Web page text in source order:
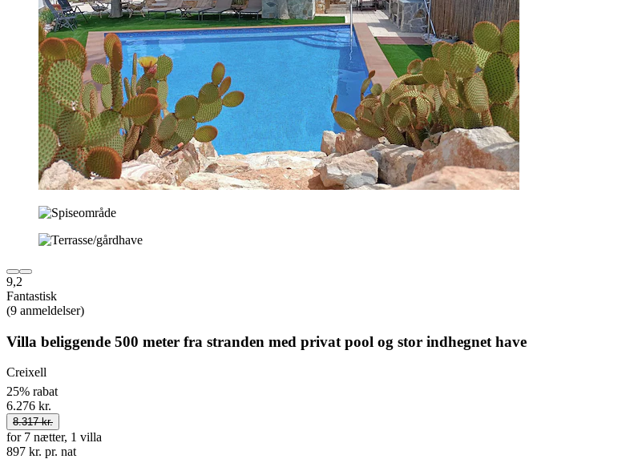
9,2
Fantastisk
(9 anmeldelser)
Villa beliggende 500 meter fra stranden med privat pool og stor indhegnet have
Creixell
25% rabat
6.276 kr.
8.317 kr.
for 7 nætter, 1 villa
897 kr. pr. nat